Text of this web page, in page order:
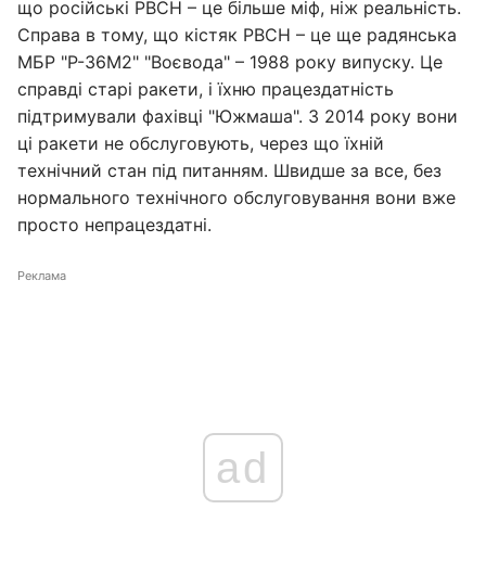
що російські РВСН – це більше міф, ніж реальність.
Справа в тому, що кістяк РВСН – це ще радянська
МБР "Р-36М2" "Воєвода" – 1988 року випуску. Це
справді старі ракети, і їхню працездатність
підтримували фахівці "Южмаша". З 2014 року вони
ці ракети не обслуговують, через що їхній
технічний стан під питанням. Швидше за все, без
нормального технічного обслуговування вони вже
просто непрацездатні.
Реклама
ad